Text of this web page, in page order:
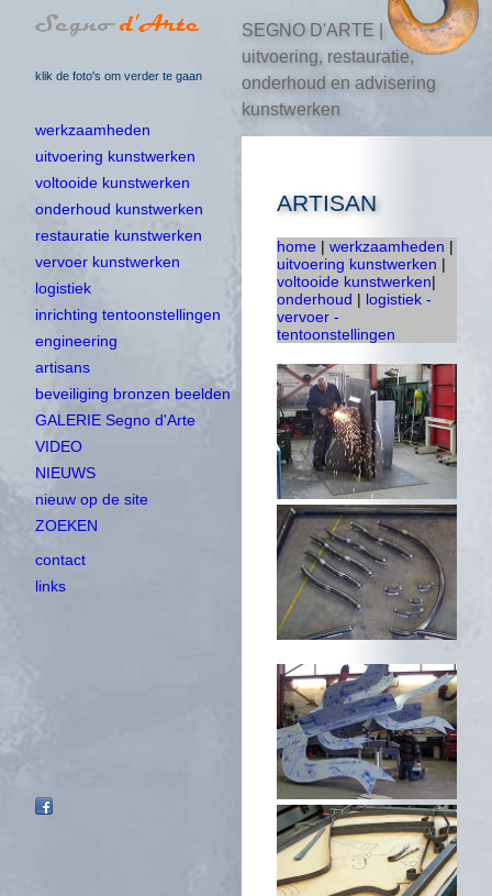
klik de foto's om verder te gaan
SEGNO D'ARTE |
uitvoering, restauratie,
onderhoud en advisering
kunstwerken
werkzaamheden
uitvoering kunstwerken
voltooide kunstwerken
onderhoud kunstwerken
restauratie kunstwerken
vervoer kunstwerken
logistiek
inrichting tentoonstellingen
engineering
artisans
beveiliging bronzen beelden
GALERIE Segno d'Arte
VIDEO
NIEUWS
nieuw op de site
ZOEKEN
contact
links
ARTISAN
home | werkzaamheden |
uitvoering kunstwerken |
voltooide kunstwerken|
onderhoud | logistiek -
vervoer -
tentoonstellingen